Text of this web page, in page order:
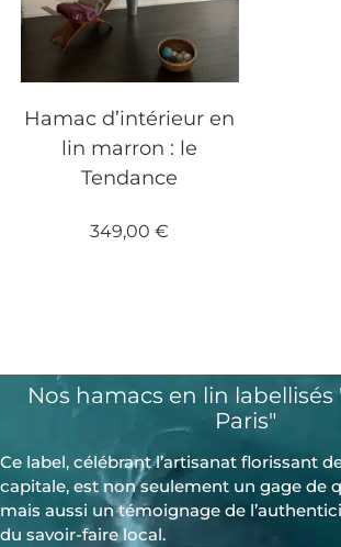
Hamac d’intérieur en
lin marron : le
Tendance
349,00€
Nos hamacs en lin labellisés
Paris"
Ce label, célébrant l’artisanat florissant
capitale, est non seulement un gage de
mais aussi un témoignage de
du savoir-faire local.